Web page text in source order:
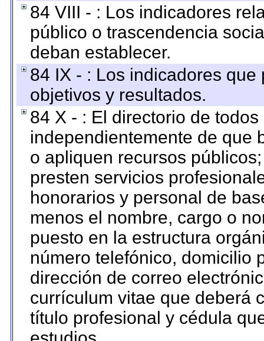
84 VIII - : Los indicadores
público o trascendencia
deban establecer.
84 IX - : Los indicadores
objetivos y resultados.
84 X - : El directorio de
independientemente de que
o apliquen recursos
presten servicios
honorarios y personal de
menos el nombre, cargo o
puesto en la estructura
número telefónico, domicilio
dirección de correo
currículum vitae que deberá
título profesional y cédula